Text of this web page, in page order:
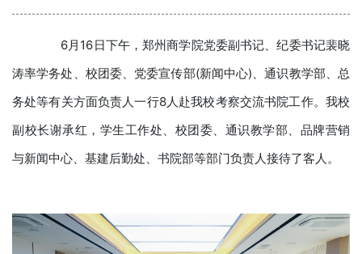
6月16日下午，郑州商学院党委副书记、纪委书记裴晓
涛率学务处、校团委、党委宣传部(新闻中心)、通识教学部、总
务处等有关方面负责人一行8人赴我校考察交流书院工作。我校
副校长谢承红，学生工作处、校团委、通识教学部、品牌营销
与新闻中心、基建后勤处、书院部等部门负责人接待了客人。